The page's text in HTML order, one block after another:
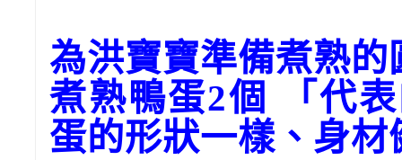
為洪寶寶準備煮熟
煮熟鴨蛋2個 「代
蛋的形狀一樣、身材